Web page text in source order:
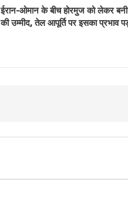
ईरान-ओमान के बीच होरमुज को लेकर
की उम्मीद, तेल आपूर्ति पर इसका प्रभाव